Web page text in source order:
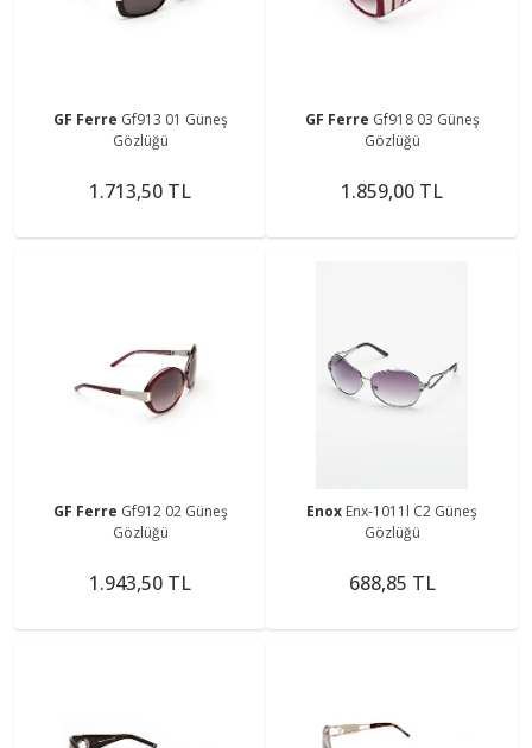
GF Ferre Gf913 01 Güneş
Gözlüğü
1.713,50 TL
GF Ferre Gf918 03 Güneş
Gözlüğü
1.859,00 TL
GF Ferre Gf912 02 Güneş
Gözlüğü
1.943,50 TL
Enox Enx-1011l C2 Güneş
Gözlüğü
688,85 TL